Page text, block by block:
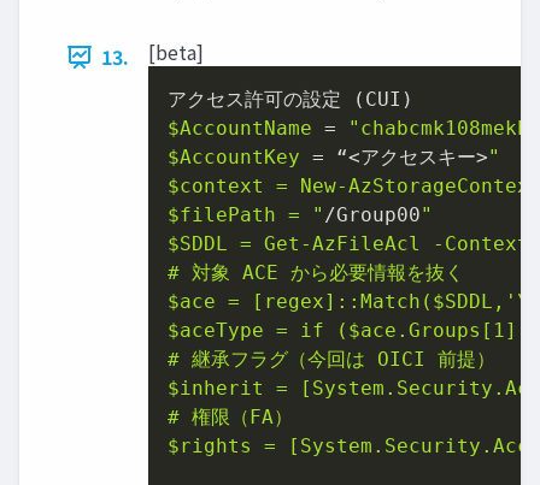
13. [beta]
$AccountName =
$AccountKey = “<アクセスキー>
$context
= New-
$filePath = " /Group00
$SDDL = Get-AzFileAcl -Context
$ace = [regex]::Match( $SDDL
$aceType = if ( $ace
$inherit
=
$rights
=